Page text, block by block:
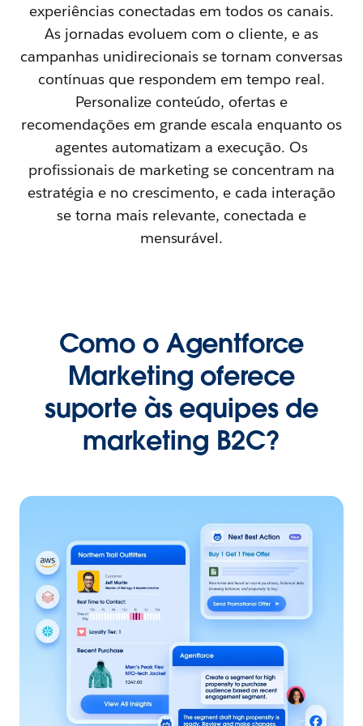
experiências conectadas em todos os canais.
As jornadas evoluem com o cliente, e as
campanhas unidirecionais se tornam conversas
contínuas que respondem em tempo real.
Personalize conteúdo, ofertas e
recomendações em grande escala enquanto os
agentes automatizam a execução. Os
profissionais de marketing se concentram na
estratégia e no crescimento, e cada interação
se torna mais relevante, conectada e
mensurável.
Como o Agentforce
Marketing oferece
suporte às equipes de
marketing B2C?